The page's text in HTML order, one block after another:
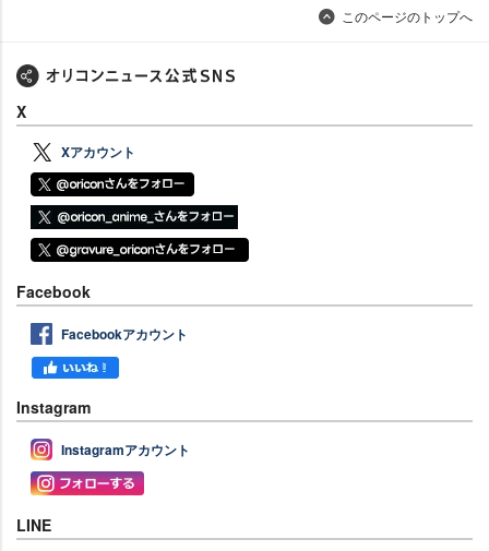
このページのトップへ
X
Xアカウント
Facebook
Facebookアカウント
Instagram
Instagramアカウント
LINE